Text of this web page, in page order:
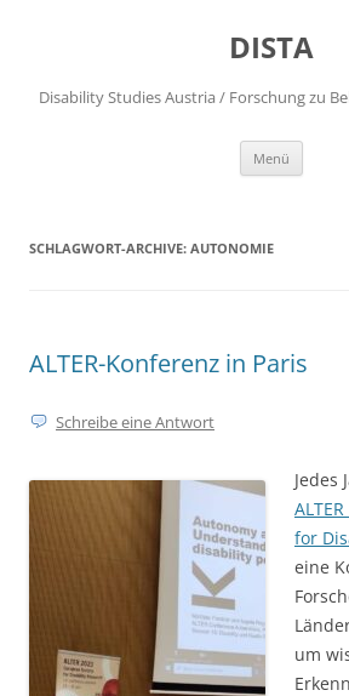
DISTA
Disability Studies Austria / Forschung zu
Menü
SCHLAGWORT-ARCHIVE: AUTONOMIE
ALTER-Konferenz in Paris
Schreibe eine Antwort
Jedes
for
eine
um